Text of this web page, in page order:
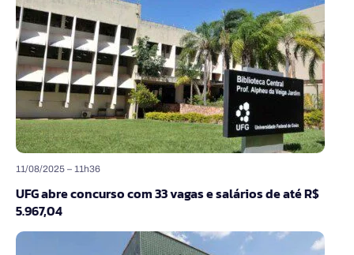
11/08/2025 – 11h36
UFG abre concurso com 33 vagas e salários de até R$
5.967,04